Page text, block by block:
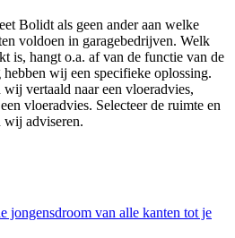
Bolidt als geen ander aan welke
voldoen in garagebedrijven. Welk
is, hangt o.a. af van de functie van de
wij een specifieke oplossing.
vertaald naar een vloeradvies,
vloeradvies. Selecteer de ruimte en
wij adviseren.
jongensdroom van alle kanten tot je